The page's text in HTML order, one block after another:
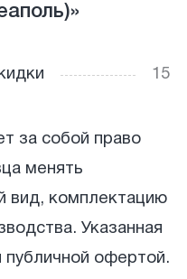
15
за собой право
менять
вид, комплектацию
Указанная
офертой.